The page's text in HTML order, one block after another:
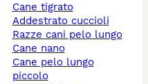
cane tigrato
addestrato cuccioli
razze cani pelo lungo
cane nano
cane pelo lungo
piccolo